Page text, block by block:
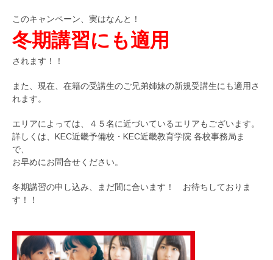
このキャンペーン、実はなんと！
冬期講習にも適用
されます！！
また、現在、在籍の受講生のご兄弟姉妹の新規受講生にも適用さ
れます。
エリアによっては、４５名に近づいているエリアもございます。
詳しくは、KEC近畿予備校・KEC近畿教育学院 各校事務局ま
で、
お早めにお問合せください。
冬期講習の申し込み、まだ間に合います！ お待ちしておりま
す！！